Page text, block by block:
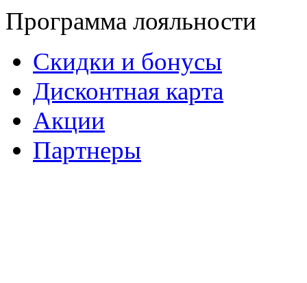
Программа лояльности
Скидки и бонусы
Дисконтная карта
Акции
Партнеры